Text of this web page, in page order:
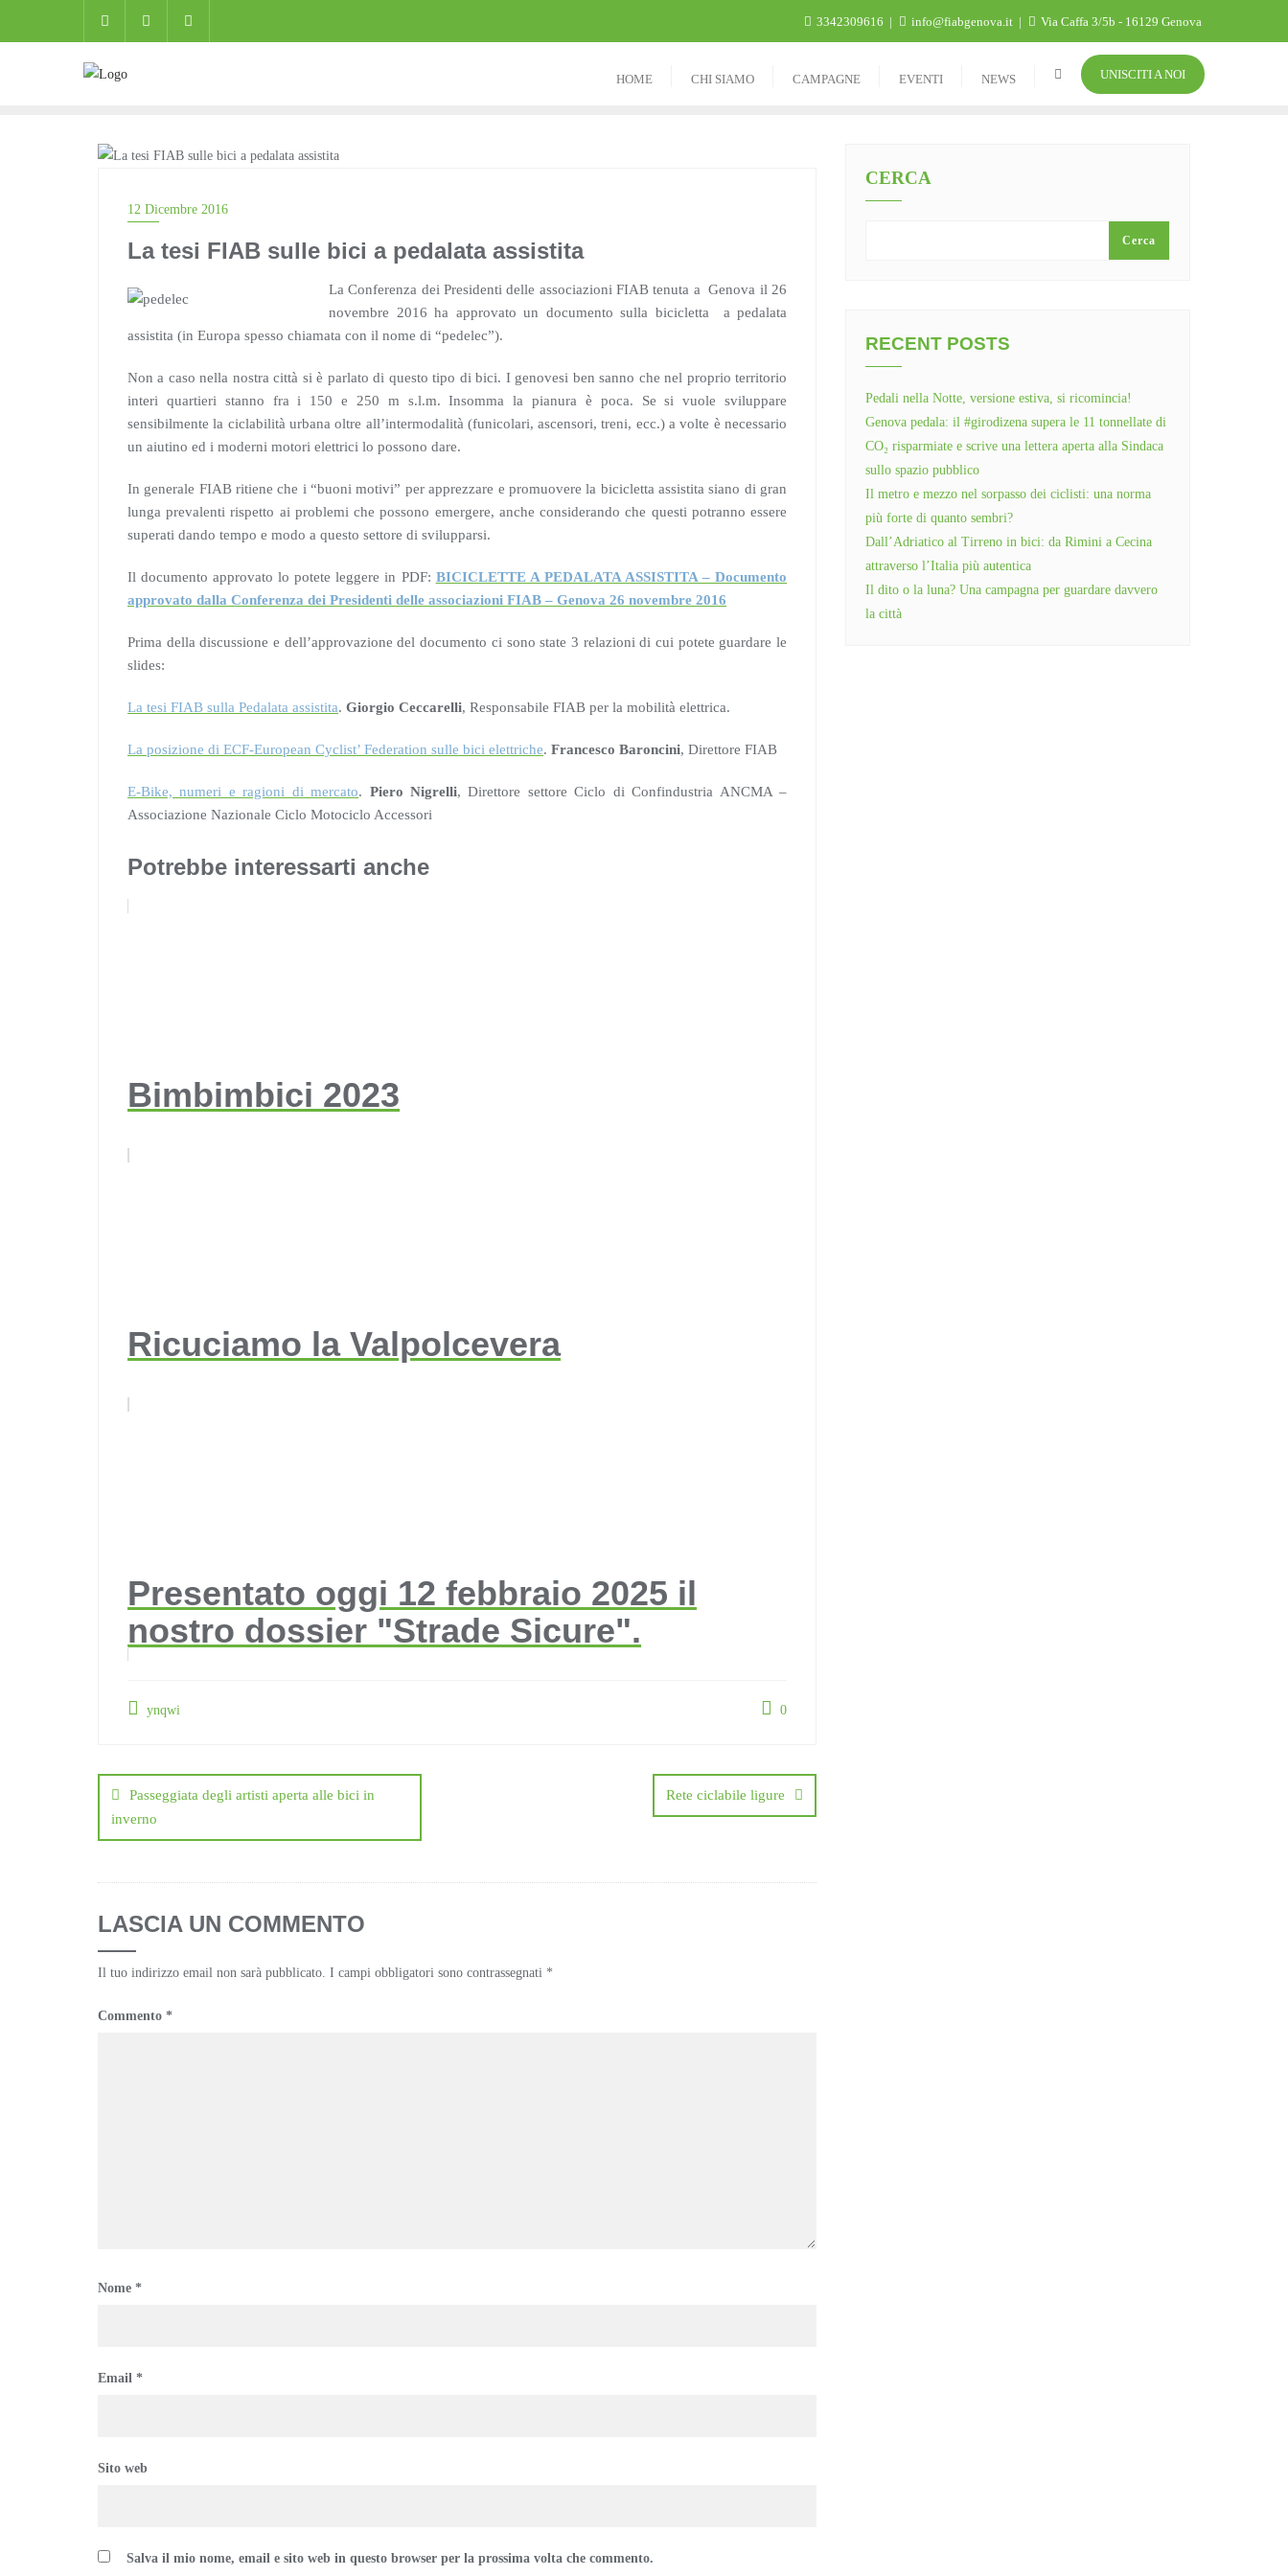
3342309616 info@fiabgenova.it Via Caffa 3/5b - 16129 Genova
HOME CHI SIAMO CAMPAGNE EVENTI NEWS UNISCITI A NOI
12 Dicembre 2016
La tesi FIAB sulle bici a pedalata assistita
La Conferenza dei Presidenti delle associazioni FIAB tenuta a Genova il 26
novembre 2016 ha approvato un documento sulla bicicletta a pedalata
assistita (in Europa spesso chiamata con il nome di “pedelec”).
Non a caso nella nostra città si è parlato di questo tipo di bici. I genovesi ben sanno che nel proprio territorio
interi quartieri stanno fra i 150 e 250 m s.l.m. Insomma la pianura è poca. Se si vuole sviluppare
sensibilmente la ciclabilità urbana oltre all’intermodalità (funicolari, ascensori, treni, ecc.) a volte è necessario
un aiutino ed i moderni motori elettrici lo possono dare.
In generale FIAB ritiene che i “buoni motivi” per apprezzare e promuovere la bicicletta assistita siano di gran
lunga prevalenti rispetto ai problemi che possono emergere, anche considerando che questi potranno essere
superati dando tempo e modo a questo settore di svilupparsi.
Il documento approvato lo potete leggere in PDF: BICICLETTE A PEDALATA ASSISTITA – Documento
approvato dalla Conferenza dei Presidenti delle associazioni FIAB – Genova 26 novembre 2016
Prima della discussione e dell’approvazione del documento ci sono state 3 relazioni di cui potete guardare le
slides:
La tesi FIAB sulla Pedalata assistita. Giorgio Ceccarelli, Responsabile FIAB per la mobilità elettrica.
La posizione di ECF-European Cyclist’ Federation sulle bici elettriche. Francesco Baroncini, Direttore FIAB
E-Bike, numeri e ragioni di mercato. Piero Nigrelli, Direttore settore Ciclo di Confindustria ANCMA –
Associazione Nazionale Ciclo Motociclo Accessori
Potrebbe interessarti anche
Bimbimbici 2023
Ricuciamo la Valpolcevera
Presentato oggi 12 febbraio 2025 il
nostro dossier "Strade Sicure".
ynqwi 0
articoli
Passeggiata degli artisti aperta alle bici in
inverno
Rete ciclabile ligure
LASCIA UN COMMENTO
Il tuo indirizzo email non sarà pubblicato. I campi obbligatori sono contrassegnati *
Commento *
Nome *
Email *
Sito web
Salva il mio nome, email e sito web in questo browser per la prossima volta che commento.
CERCA
Cerca
RECENT POSTS
Pedali nella Notte, versione estiva, si ricomincia!
Genova pedala: il #girodizena supera le 11 tonnellate di
CO₂ risparmiate e scrive una lettera aperta alla Sindaca
sullo spazio pubblico
Il metro e mezzo nel sorpasso dei ciclisti: una norma
più forte di quanto sembri?
Dall’Adriatico al Tirreno in bici: da Rimini a Cecina
attraverso l’Italia più autentica
Il dito o la luna? Una campagna per guardare davvero
la città